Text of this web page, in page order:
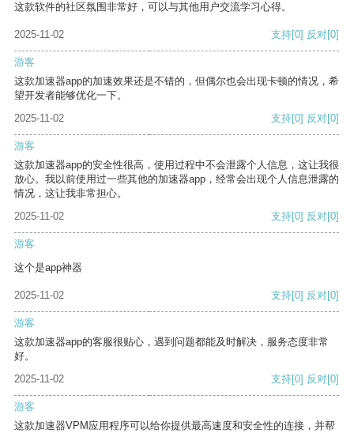
这款软件的社区氛围非常好，可以与其他用户交流学习心得。
2025-11-02 支持[0] 反对[0]
游客
这款加速器app的加速效果还是不错的，但偶尔也会出现卡顿的情况，希
望开发者能够优化一下。
2025-11-02
支持[0] 反对[0]
游客
这款加速器app的安全性很高，使用过程中不会泄露个人信息，这让我很
放心。我以前使用过一些其他的加速器app，经常会出现个人信息泄露的
情况，这让我非常担心。
2025-11-02
支持[0] 反对[0]
游客
这个是app神器
2025-11-02 支持[0] 反对[0]
游客
这款加速器app的客服很贴心，遇到问题都能及时解决，服务态度非常
好。
2025-11-02
支持[0] 反对[0]
游客
这款加速器VPM应用程序可以给你提供最高速度和安全性的连接，并帮